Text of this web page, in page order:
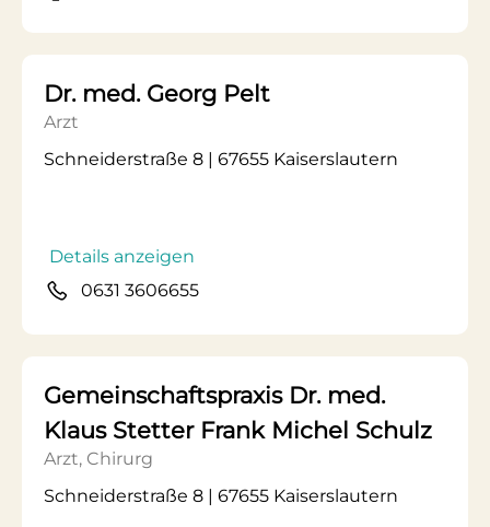
Dr. med. Georg Pelt
Arzt
Schneiderstraße 8 | 67655 Kaiserslautern
Details anzeigen
0631 3606655
Gemeinschaftspraxis Dr. med.
Klaus Stetter Frank Michel Schulz
Arzt, Chirurg
Schneiderstraße 8 | 67655 Kaiserslautern